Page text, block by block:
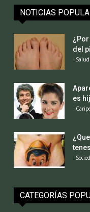
NOTICIAS
del
Salud
es
CATEGORÍAS